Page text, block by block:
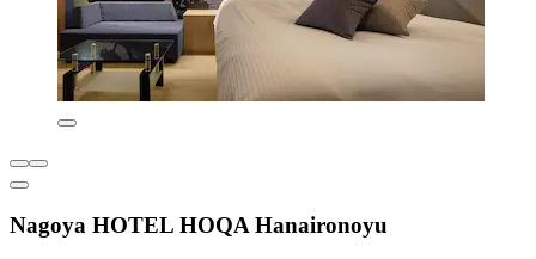
Nagoya HOTEL HOQA Hanaironoyu